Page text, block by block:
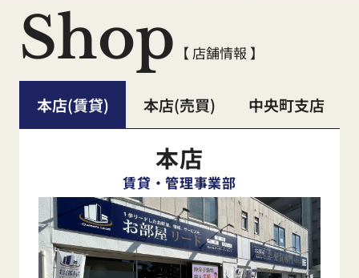
Shop 【 店舗情報 】
本店(賃貸) 本店(売買) 中央町支店
本店
賃貸・管理事業部